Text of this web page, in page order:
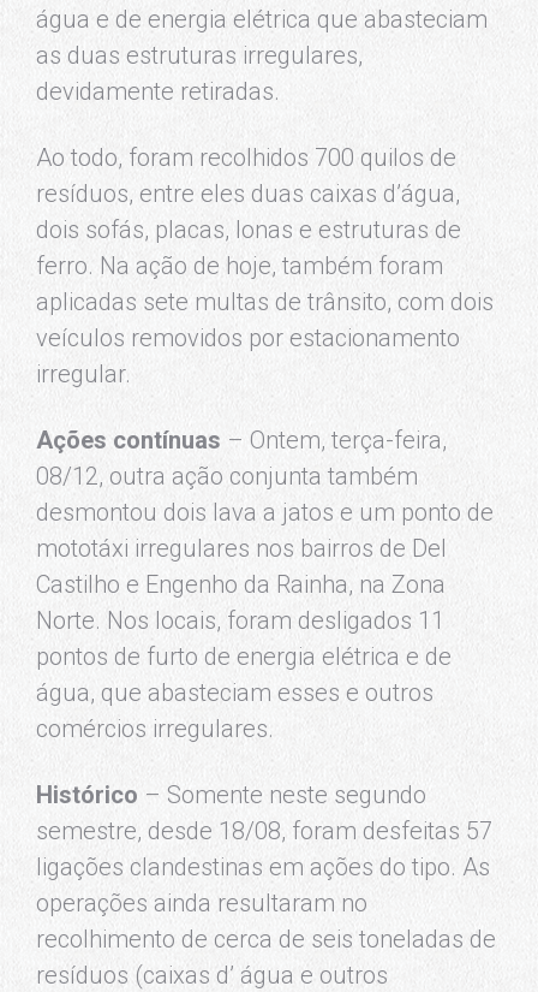
água e de energia elétrica que abasteciam
as duas estruturas irregulares,
devidamente retiradas.
Ao todo, foram recolhidos 700 quilos de
resíduos, entre eles duas caixas d’água,
dois sofás, placas, lonas e estruturas de
ferro. Na ação de hoje, também foram
aplicadas sete multas de trânsito, com dois
veículos removidos por estacionamento
irregular.
Ações contínuas – Ontem, terça-feira,
08/12, outra ação conjunta também
desmontou dois lava a jatos e um ponto de
mototáxi irregulares nos bairros de Del
Castilho e Engenho da Rainha, na Zona
Norte. Nos locais, foram desligados 11
pontos de furto de energia elétrica e de
água, que abasteciam esses e outros
comércios irregulares.
Histórico – Somente neste segundo
semestre, desde 18/08, foram desfeitas 57
ligações clandestinas em ações do tipo. As
operações ainda resultaram no
recolhimento de cerca de seis toneladas de
resíduos (caixas d’ água e outros